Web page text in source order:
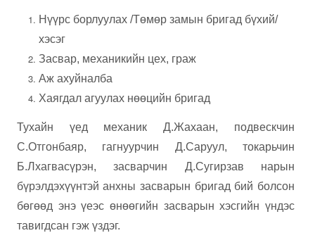
Нүүрс борлуулах /Төмөр замын бригад бүхий/
хэсэг
Засвар, механикийн цех, граж
Аж ахуйналба
Хаягдал агуулах нөөцийн бригад
Тухайн үед механик Д.Жахаан, подвескчин
С.Отгонбаяр, гагнуурчин Д.Саруул, токарьчин
Б.Лхагвасүрэн, засварчин Д.Сугирзав нарын
бүрэлдэхүүнтэй анхны засварын бригад бий болсон
бөгөөд энэ үеэс өнөөгийн засварын хэсгийн үндэс
тавигдсан гэж үздэг.